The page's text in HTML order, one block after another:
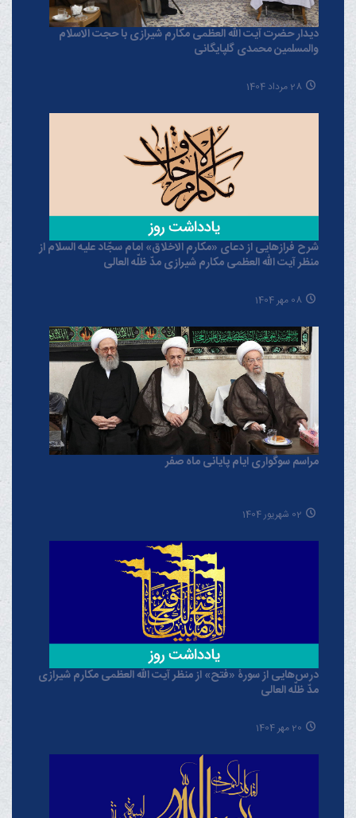
دیدار حضرت آیت الله العظمی مکارم شیرازی با حجت الاسلام
والمسلمین محمدی گلپایگانی
28 مرداد 1404
شرح فرازهایی از دعای «مکارم الاخلاق» امام سجّاد علیه السلام از
منظر آیت الله العظمی مکارم شیرازی مدّ ظلّه العالی
08 مهر 1404
مراسم سوگواری ایام پایانی ماه صفر
02 شهریور 1404
درس‌هایی از سورۀ «فتح» از منظر آیت الله العظمی مکارم شیرازی
مدّ ظلّه العالی
20 مهر 1404